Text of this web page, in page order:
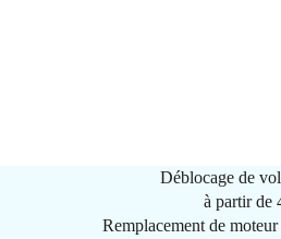
Déblocage de
à partir de
Remplacement de